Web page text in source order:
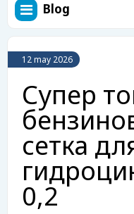
Blog
12 may 2026
Супер
сетка
0,2